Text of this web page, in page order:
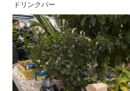
ドリンクバー